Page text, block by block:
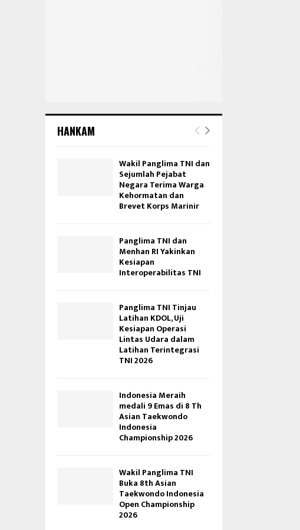
HANKAM
Wakil Panglima TNI dan
Sejumlah Pejabat
Negara Terima Warga
Kehormatan dan
Brevet Korps Marinir
Panglima TNI dan
Menhan RI Yakinkan
Kesiapan
Interoperabilitas TNI
Panglima TNI Tinjau
Latihan KDOL, Uji
Kesiapan Operasi
Lintas Udara dalam
Latihan Terintegrasi
TNI 2026
Indonesia Meraih
medali 9 Emas di 8 Th
Asian Taekwondo
Indonesia
Championship 2026
Wakil Panglima TNI
Buka 8th Asian
Taekwondo Indonesia
Open Championship
2026